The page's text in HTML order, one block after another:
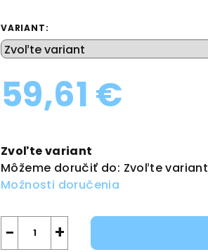
VARIANT:
59,61 €
cena:
Zvoľte variant
Môžeme doručiť do: Zvoľte variant
Možnosti doručenia
+
−